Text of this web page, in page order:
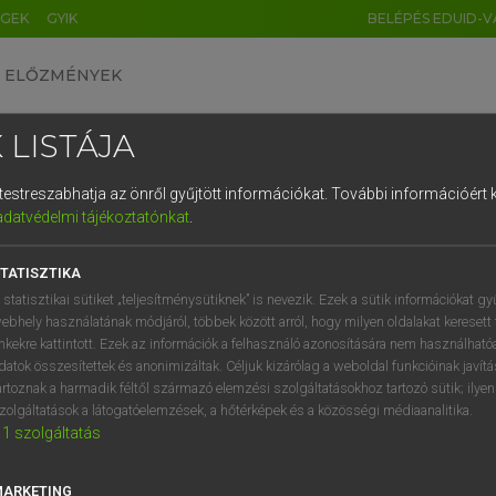
GYIK BELÉPÉS EDUID-
ELŐZMÉNYEK
egyetemes nagyszótár
VAN ELŐFIZETÉSED?
megtekintéséhez.
LISTÁJA
az önről gyűjtött információkat. További információért
tájékoztatónkat.
statisztikai sütiket „teljesítménysütiknek” is nevezik. Ezek a sütik információkat
használatának módjáról, többek között arról, hogy milyen oldalakat keresett
kattintott. Ezek az információk a felhasználó azonosítására nem
összesítettek és anonimizáltak. Céljuk kizárólag a weboldal funkcióinak
a harmadik féltől származó elemzési szolgáltatásokhoz tartozó sütik;
a látogatóelemzések, a hőtérképek és a közösségi médiaanalitika.
1 szolgáltatás
DE CN FR ES IT NL
1 2 3 4 5 6 7 8 9
q w e r t z u i
a s d f g h j k l é
í y x c v b n m , .